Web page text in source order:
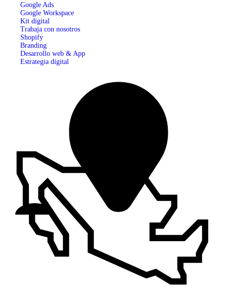
Google Ads
Google Workspace
Kit digital
Trabaja con nosotros
Shopify
Branding
Desarrollo web & App
Estrategia digital